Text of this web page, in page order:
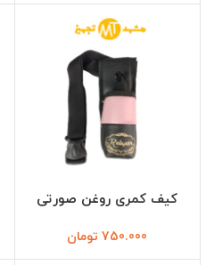
کیف کمری روغن صورتی
750.000 تومان